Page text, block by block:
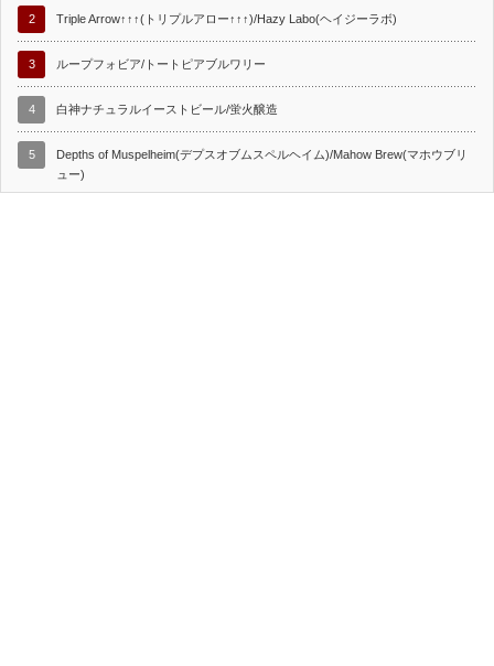
2 Triple Arrow↑↑↑(トリプルアロー↑↑↑)/Hazy Labo(ヘイジーラボ)
3 ループフォビア/トートピアブルワリー
4 白神ナチュラルイーストビール/蛍火醸造
5
Depths of Muspelheim(デプスオブムスペルヘイム)/Mahow Brew(マホウブリ
ュー)